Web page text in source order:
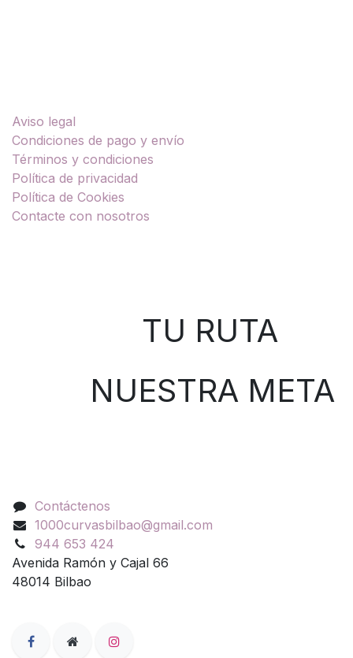
Aviso legal
Condiciones de pago y envío
Términos y condiciones
Política de privacidad
Política de Cookies
Contacte con nosotros
TU RUTA
NUESTRA META
Contáctenos
1000curvasbilbao@gmail.com
944 653 424
Avenida Ramón y Cajal 66
48014 Bilbao